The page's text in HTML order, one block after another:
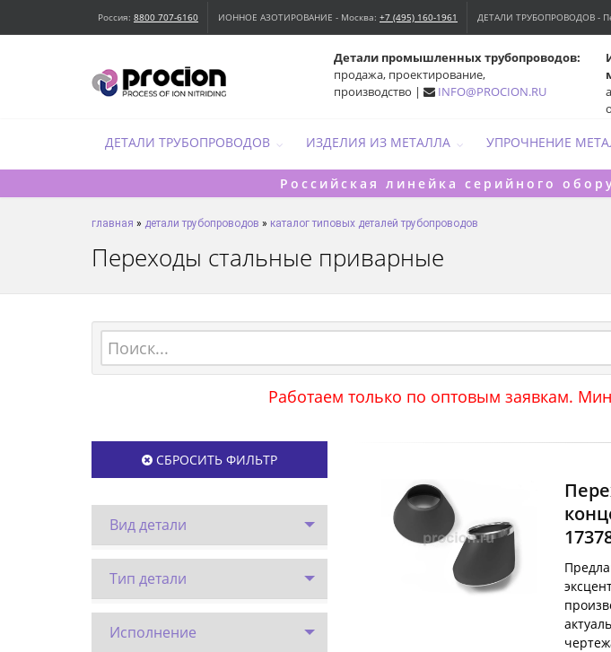
Россия: 8800 707-6160 ИОННОЕ АЗОТИРОВАНИЕ - Москва: +7 (495) 160-1961 ДЕТАЛИ ТРУБОПРОВОДОВ -
Детали промышленных трубопроводов:
продажа, проектирование,
производство |
INFO@PROCION.RU
ДЕТАЛИ ТРУБОПРОВОДОВ ИЗДЕЛИЯ ИЗ МЕТАЛЛА УПРОЧНЕНИЕ
Российская линейка серийного
главная » детали трубопроводов » каталог типовых деталей трубопроводов
Переходы стальные приварные
Работаем только по оптовым заявкам.
СБРОСИТЬ ФИЛЬТР
Вид детали
Тип детали
Исполнение